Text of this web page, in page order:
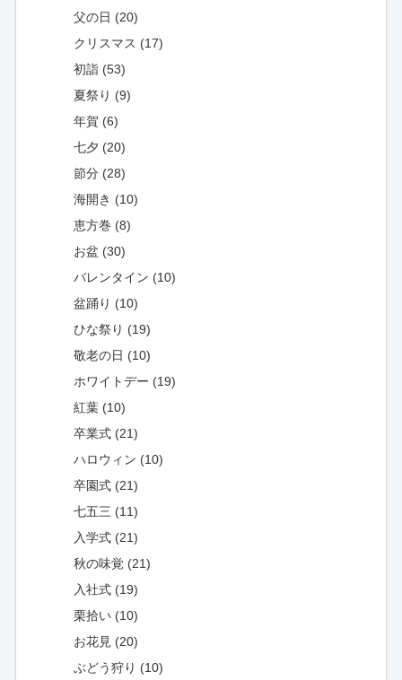
父の日 (20)
クリスマス (17)
初詣 (53)
夏祭り (9)
年賀 (6)
七夕 (20)
節分 (28)
海開き (10)
恵方巻 (8)
お盆 (30)
バレンタイン (10)
盆踊り (10)
ひな祭り (19)
敬老の日 (10)
ホワイトデー (19)
紅葉 (10)
卒業式 (21)
ハロウィン (10)
卒園式 (21)
七五三 (11)
入学式 (21)
秋の味覚 (21)
入社式 (19)
栗拾い (10)
お花見 (20)
ぶどう狩り (10)